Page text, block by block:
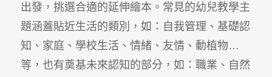
出發，挑選合適的延伸繪本。常見的幼兒教學主
題涵蓋貼近生活的類別，如：自我管理、基礎認
知、家庭、學校生活、情緒、友情、動植物…
等，也有奠基未來認知的部分，如：職業、自然